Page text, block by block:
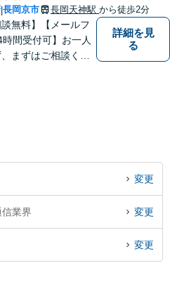
|長岡京市 長岡天神駅 から徒歩2分
談無料】【メールフ
時間受付可】お一人
まずはご相談くだ
詳細を見
る
変更
業界 変更
変更